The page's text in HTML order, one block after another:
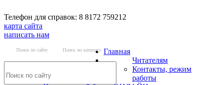
Телефон для справок: 8 8172 759212
карта сайта
написать нам
Поиск по сайту Поиск по каталогу Главная
Читателям
Контакты, режим
работы